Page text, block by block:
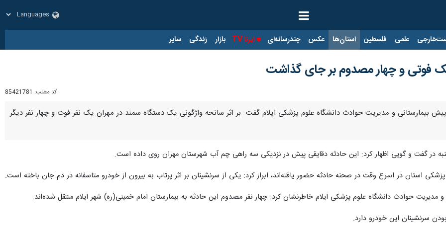
علمی فلسطین استان‌ها عکس چندرسانه‌ای ایرنا TV بازار زندگی سایر
فوتی و چهار مصدوم بر جای گذاشت
کد مطلب: 85421781